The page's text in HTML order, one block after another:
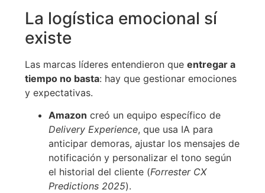
La logística emocional sí
existe
Las marcas líderes entendieron que entregar a
tiempo no basta: hay que gestionar emociones
y expectativas.
Amazon creó un equipo específico de
Delivery Experience, que usa IA para
anticipar demoras, ajustar los mensajes de
notificación y personalizar el tono según
el historial del cliente (Forrester CX
Predictions 2025).